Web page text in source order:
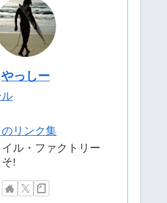
やっしー
リンク集
ル・ファクトリー
!